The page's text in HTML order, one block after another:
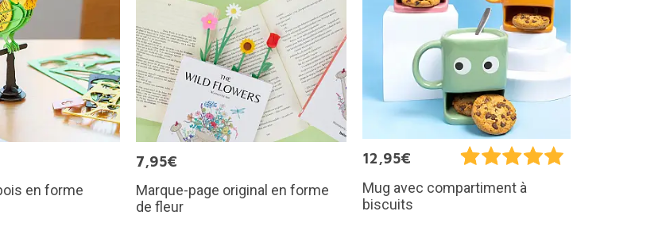
en forme
7,95€
Marque-page original en forme
de fleur
12,95€
Mug avec compartiment à
biscuits